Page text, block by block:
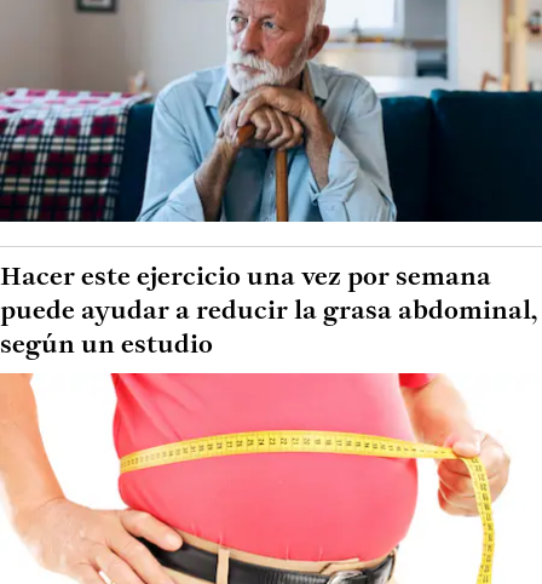
Hacer este ejercicio una vez por semana
puede ayudar a reducir la grasa abdominal,
según un estudio